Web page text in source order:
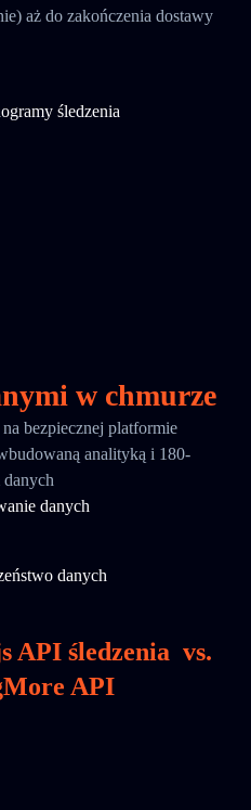
aż do zakończenia dostawy
śledzenia
w chmurze
bezpiecznej platformie
analityką i 180-
danych
danych
API śledzenia vs.
API